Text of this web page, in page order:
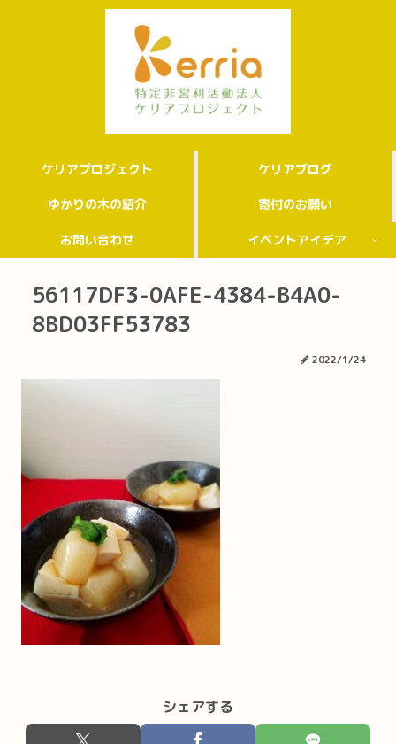
ケリアプロジェクト ケリアブログ
ゆかりの木の紹介 寄付のお願い
お問い合わせ イベントアイデア
56117DF3-0AFE-4384-B4A0-
8BD03FF53783
2022/1/24
シェアする